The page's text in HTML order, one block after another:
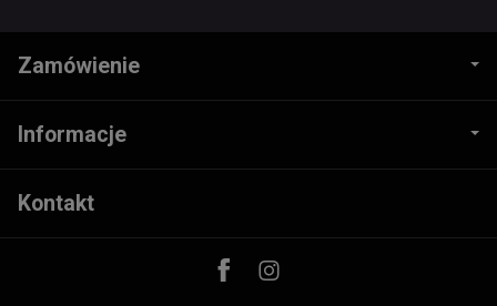
Zamówienie
Informacje
Kontakt